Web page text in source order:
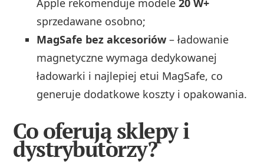
Apple rekomenduje modele20 W+
sprzedawane osobno;
MagSafe bez akcesoriów – ładowanie
magnetyczne wymaga dedykowanej
ładowarki i najlepiej etui MagSafe, co
generuje dodatkowe koszty i opakowania.
Co oferują sklepy i
dystrybutorzy?